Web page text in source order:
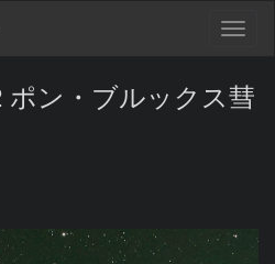
ポン・ブルックス彗